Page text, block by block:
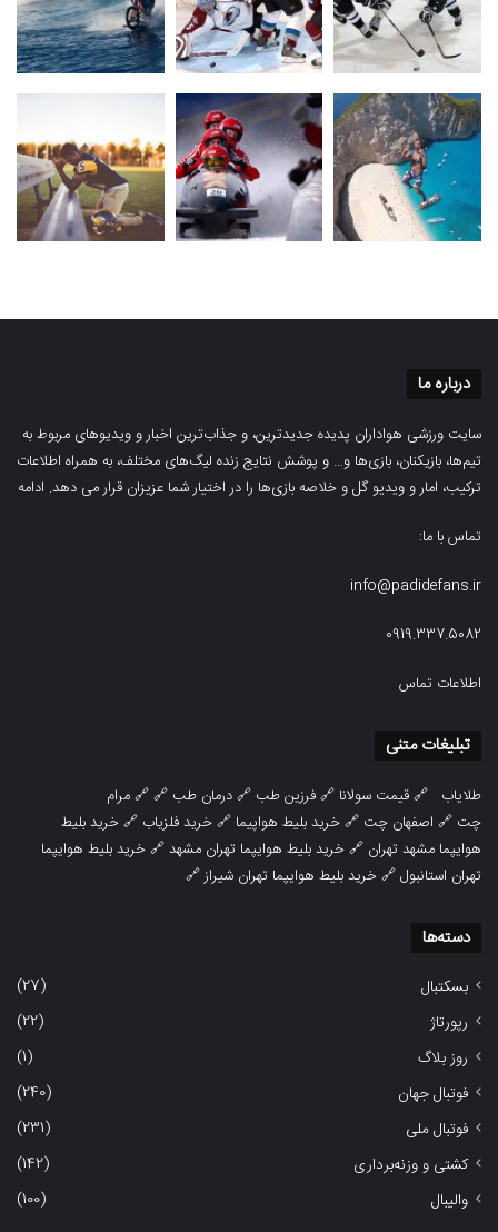
درباره ما
سایت ورزشی هواداران پدیده جدیدترین، و جذاب‌ترین اخبار و ویدیوهای مربوط به
تیم‌ها، بازیکنان، بازی‌ها و… و پوشش نتایج زنده لیگ‌های مختلف، به همراه اطلاعات
ترکیب، امار و ویدیو‌‌ گل‌ و خلاصه بازی‌ها را در اختیار شما عزیزان قرار می دهد. ادامه
تماس با ما:
info@padidefans.ir
0919.337.5082
اطلاعات تماس
تبلیغات متنی
طلایاب 🔗قیمت سولانا 🔗فرزین طب 🔗درمان طب 🔗 🔗مرام
چت 🔗 اصفهان چت 🔗خرید بلیط هواپیما 🔗خرید فلزیاب 🔗خرید بلیط
هوایپما مشهد تهران 🔗خرید بلیط هوایپما تهران مشهد🔗خرید بلیط هوایپما
تهران استانبول🔗خرید بلیط هوایپما تهران شیراز🔗
دسته‌ها
بسکتبال
(27)
رپورتاژ
(22)
روز بلاگ
(1)
فوتبال جهان
(240)
فوتبال ملی
(231)
کشتی و وزنه‌برداری
(142)
والیبال
(100)